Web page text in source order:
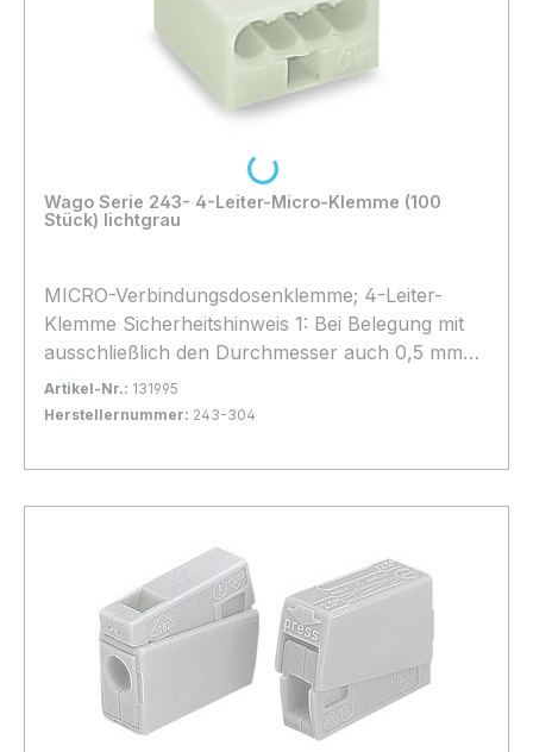
Wago Serie 243- 4-Leiter-Micro-Klemme (100
Stück) lichtgrau
MICRO-Verbindungsdosenklemme; 4-Leiter-
Klemme Sicherheitshinweis 1: Bei Belegung mit
ausschließlich den Durchmesser auch 0,5 mm
Ø/AWG 24 oder 1,0 mm Ø/AWG 18 möglich. 100
Stück
Artikel-Nr.: 131995
Herstellernummer: 243-304
In den Warenkorb
Loading...